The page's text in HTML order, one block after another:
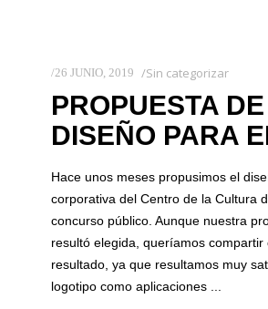
26 JUNIO, 2019 Sin categorizar
PROPUESTA DE
DISEÑO PARA
Hace unos meses propusimos el
corporativa del Centro de la Cultura
concurso público. Aunque nuestra
resultó elegida, queríamos compartir
resultado, ya que resultamos muy
logotipo como aplicaciones